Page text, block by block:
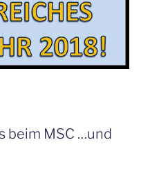
beim MSC …und